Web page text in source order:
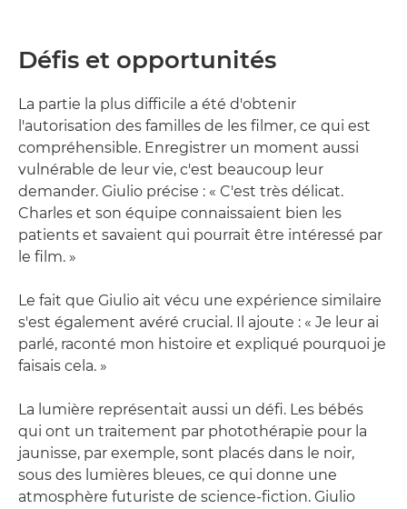
Défis et opportunités
La partie la plus difficile a été d'obtenir
l'autorisation des familles de les filmer, ce qui est
compréhensible. Enregistrer un moment aussi
vulnérable de leur vie, c'est beaucoup leur
demander. Giulio précise : « C'est très délicat.
Charles et son équipe connaissaient bien les
patients et savaient qui pourrait être intéressé par
le film. »
Le fait que Giulio ait vécu une expérience similaire
s'est également avéré crucial. Il ajoute : « Je leur ai
parlé, raconté mon histoire et expliqué pourquoi je
faisais cela. »
La lumière représentait aussi un défi. Les bébés
qui ont un traitement par photothérapie pour la
jaunisse, par exemple, sont placés dans le noir,
sous des lumières bleues, ce qui donne une
atmosphère futuriste de science-fiction. Giulio